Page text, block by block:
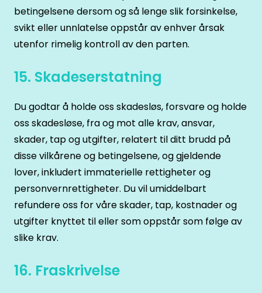
betingelsene dersom og så lenge slik forsinkelse,
svikt eller unnlatelse oppstår av enhver årsak
utenfor rimelig kontroll av den parten.
15. Skadeserstatning
Du godtar å holde oss skadesløs, forsvare og holde
oss skadesløse, fra og mot alle krav, ansvar,
skader, tap og utgifter, relatert til ditt brudd på
disse vilkårene og betingelsene, og gjeldende
lover, inkludert immaterielle rettigheter og
personvernrettigheter. Du vil umiddelbart
refundere oss for våre skader, tap, kostnader og
utgifter knyttet til eller som oppstår som følge av
slike krav.
16. Fraskrivelse